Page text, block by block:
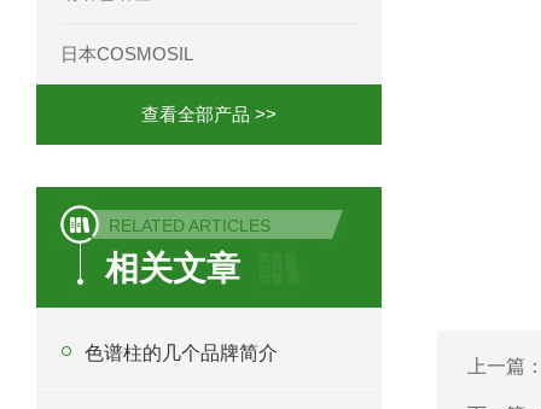
日本COSMOSIL
查看全部产品 >>
RELATED ARTICLES
相关文章
色谱柱的几个品牌简介
上一篇